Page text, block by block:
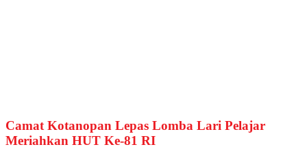
Camat Kotanopan Lepas Lomba Lari Pelajar
Meriahkan HUT Ke-81 RI